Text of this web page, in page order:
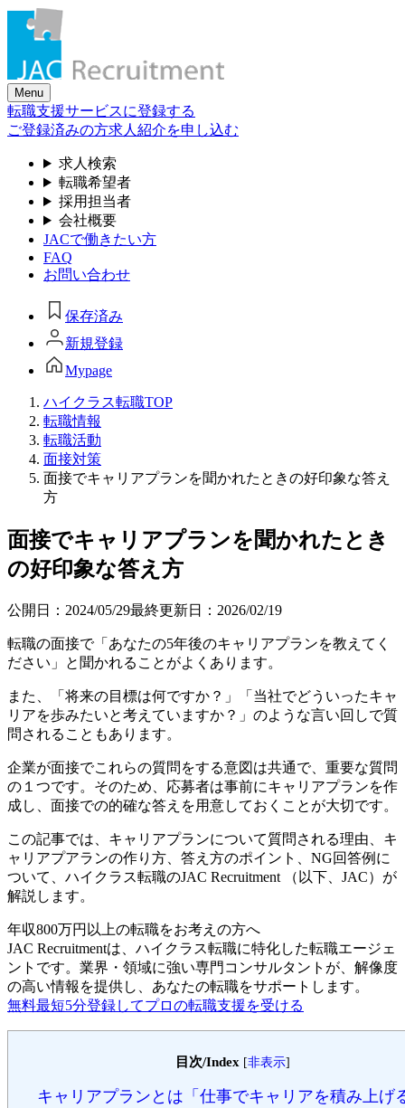
Skip
content
Menu
転職支援サービスに登録する
ご登録済みの方求人紹介を申し込む
求人検索
転職希望者
採用担当者
会社概要
JACで働きたい方
FAQ
お問い合わせ
保存済み
新規登録
Mypage
ハイクラス転職TOP
転職情報
転職活動
面接対策
面接でキャリアプランを聞かれたときの好印象な答え
方
面接でキャリアプランを聞かれたとき
の好印象な答え方
公開日： 2024/05/29最終更新日： 2026/02/19
転職の面接で「あなたの5年後のキャリアプランを教えてく
ださい」と聞かれることがよくあります。
また、「将来の目標は何ですか？」「当社でどういったキャ
リアを歩みたいと考えていますか？」のような言い回しで質
問されることもあります。
企業が面接でこれらの質問をする意図は共通で、重要な質問
の１つです。そのため、応募者は事前にキャリアプランを作
成し、面接での的確な答えを用意しておくことが大切です。
この記事では、キャリアプランについて質問される理由、キ
ャリアプアランの作り方、答え方のポイント、NG回答例に
ついて、ハイクラス転職のJAC Recruitment （以下、JAC）が
解説します。
年収800万円以上の転職をお考えの方へ
JAC Recruitmentは、ハイクラス転職に特化した転職エージェ
ントです。 業界・領域に強い専門コンサルタントが、解像度
の高い情報を提供し、あなたの転職をサポートします。
無料最短5分登録してプロの転職支援を受ける
目次/Index [非表示]
キャリアプランとは「仕事でキャリアを積み上げ